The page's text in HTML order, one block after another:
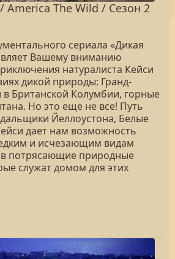
America The Wild / Сезон 2
сериала «Дикая
Вашему вниманию
натуралиста Кейси
дикой природы: Гранд-
Британской Колумбии, горные
Но это еще не все! Путь
Йеллоустона, Белые
дает нам возможность
и исчезающим видам
в потрясающие природные
служат домом для этих